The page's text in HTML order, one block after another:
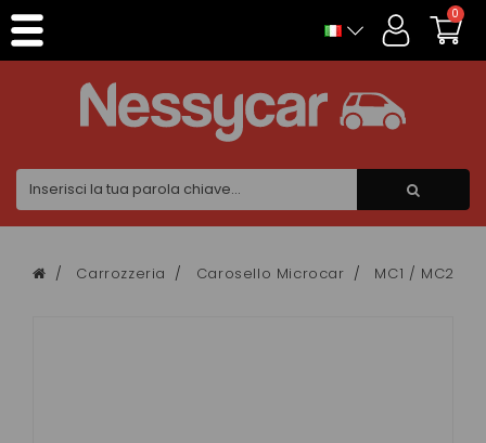
0
Carrozzeria Carosello Microcar MC1 / MC2
Pannello di gestione dei cookies